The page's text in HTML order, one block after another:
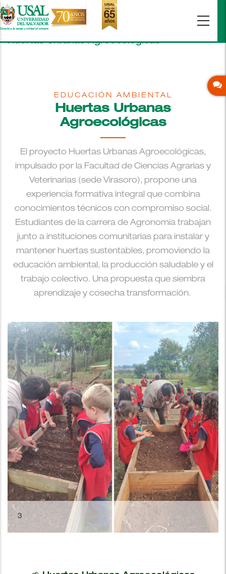
Pasar
al
contenido
principal
Huertas Urbanas Agroecológicas
EDUCACIÓN AMBIENTAL
Huertas Urbanas
Agroecológicas
El proyecto Huertas Urbanas Agroecológicas,
impulsado por la Facultad de Ciencias Agrarias y
Veterinarias (sede Virasoro), propone una
experiencia formativa integral que combina
conocimientos técnicos con compromiso social.
Estudiantes de la carrera de Agronomía trabajan
junto a instituciones comunitarias para instalar y
mantener huertas sustentables, promoviendo la
educación ambiental, la producción saludable y el
trabajo colectivo. Una propuesta que siembra
aprendizaje y cosecha transformación.